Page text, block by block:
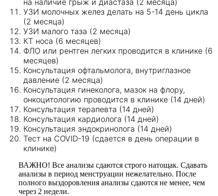
УЗИ молочных желез делать на 5-14 день цикла
(2 месяца)
УЗИ малого таза (2 месяца)
КТ носа (6 месяцев)
ФЛО или рентген легких проводится в клинике (6
месяцев)
Консультация офтальмолога, внутриглазное
давление (2 месяца)
Консультация гинеколога, мазок на флору,
онкоцитологию проводится в клинике (14 дней)
Консультация терапевта (14 дней)
Консультация кардиолога (14 дней)
Консультация эндокринолога (14 дней)
Тест на COVID-19 (сдается в день операции в
клинике)
ВАЖНО! Все анализы сдаются строго натощак. Сдавать
анализы в период менструации нежелательно. После
полного выздоровления анализы сдаются не менее, чем
через 2 недели.